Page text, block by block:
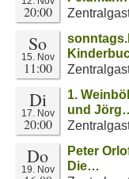
20:00
So
15. Nov
11:00
Di
17. Nov
20:00
1.
und
Do
19. Nov
Peter
Die…